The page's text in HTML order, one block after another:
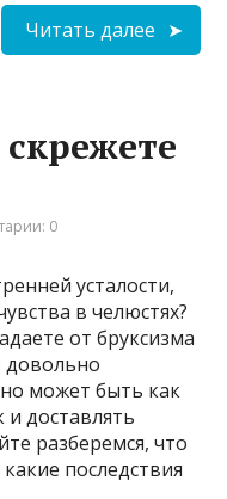
Читать далее
0
усталости,
в челюстях?
от бруксизма
довольно
может быть как
доставлять
разберемся, что
последствия